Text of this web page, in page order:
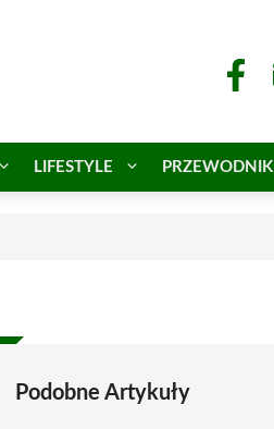
LIFESTYLE PRZEWODNIK
Podobne Artykuły